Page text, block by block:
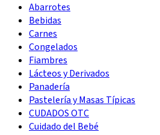
Abarrotes
Bebidas
Carnes
Congelados
Fiambres
Lácteos y Derivados
Panadería
Pastelería y Masas Típicas
CUDADOS OTC
Cuidado del Bebé